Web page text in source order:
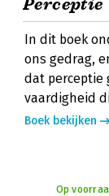
Perceptie
In dit boek
ons gedrag,
dat perceptie
vaardigheid
Boek bekijken
Op